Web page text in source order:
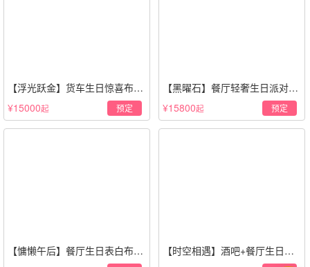
【浮光跃金】货车生日惊喜布置
·经典白色系
¥15000起 预定
【黑曜石】餐厅轻奢生日派对策
划·黑金风格
¥15800起 预定
【慵懒午后】餐厅生日表白布置
【时空相遇】酒吧+餐厅生日惊